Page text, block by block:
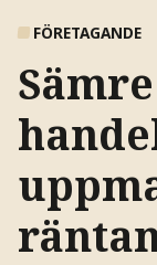
FÖRETAGANDE